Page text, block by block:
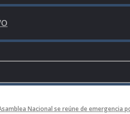
Nacional se reúne de emergencia